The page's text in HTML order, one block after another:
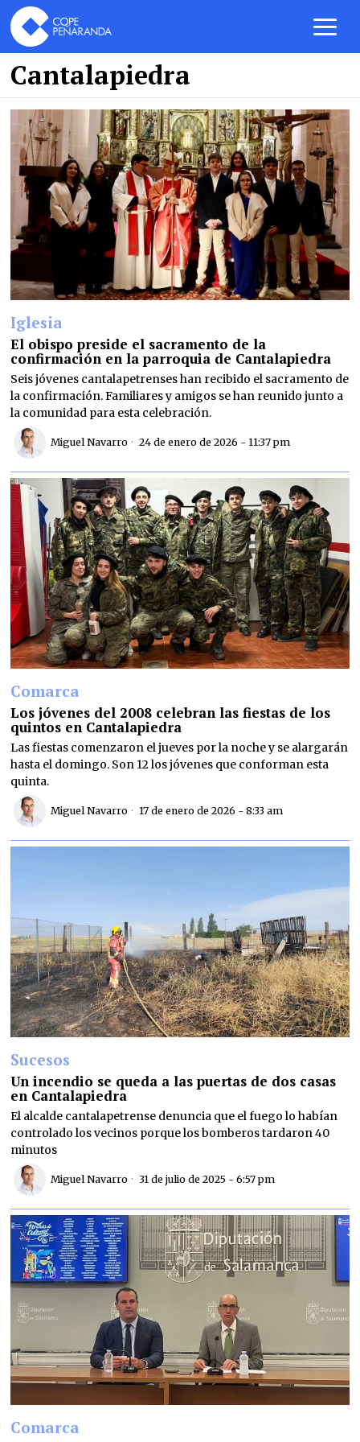
Cantalapiedra
Iglesia
El obispo preside el sacramento de la
confirmación en la parroquia de Cantalapiedra
Seis jóvenes cantalapetrenses han recibido el sacramento de
la confirmación. Familiares y amigos se han reunido junto a
la comunidad para esta celebración.
Miguel Navarro 24 de enero de 2026 - 11:37 pm
Comarca
Los jóvenes del 2008 celebran las fiestas de los
quintos en Cantalapiedra
Las fiestas comenzaron el jueves por la noche y se alargarán
hasta el domingo. Son 12 los jóvenes que conforman esta
quinta.
Miguel Navarro 17 de enero de 2026 - 8:33 am
Sucesos
Un incendio se queda a las puertas de dos casas
en Cantalapiedra
El alcalde cantalapetrense denuncia que el fuego lo habían
controlado los vecinos porque los bomberos tardaron 40
minutos
Miguel Navarro 31 de julio de 2025 - 6:57 pm
Comarca